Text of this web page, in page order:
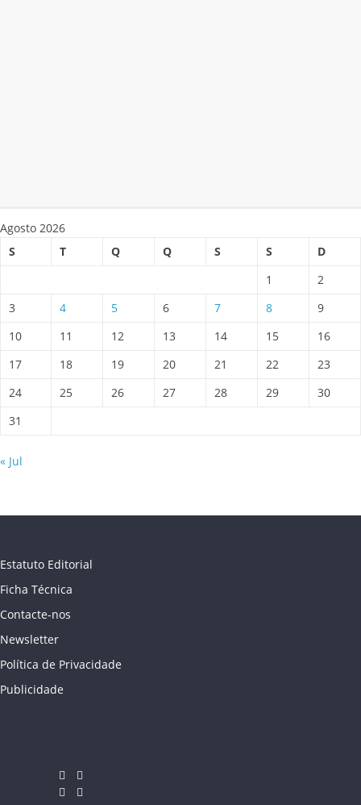
Agosto 2026
S
T Q Q S S
D
1
2
3
4 5 6 7 8
9
10
11 12 13 14 15
16
17
18 19 20 21 22
23
24
25 26 27 28 29
30
31
« Jul
Estatuto Editorial
Ficha Técnica
Contacte-nos
Newsletter
Política de Privacidade
Publicidade